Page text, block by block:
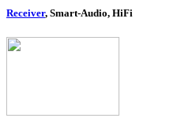
Receiver, Smart-Audio, HiFi